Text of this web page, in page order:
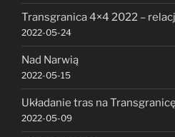
Transgranica 4×4 2022 –
2022-05-24
Nad Narwią
2022-05-15
Układanie tras na Transgranicę
2022-05-09